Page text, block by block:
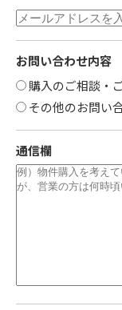
お問い合わせ内容
購入のご相談・
その他のお問い
通信欄